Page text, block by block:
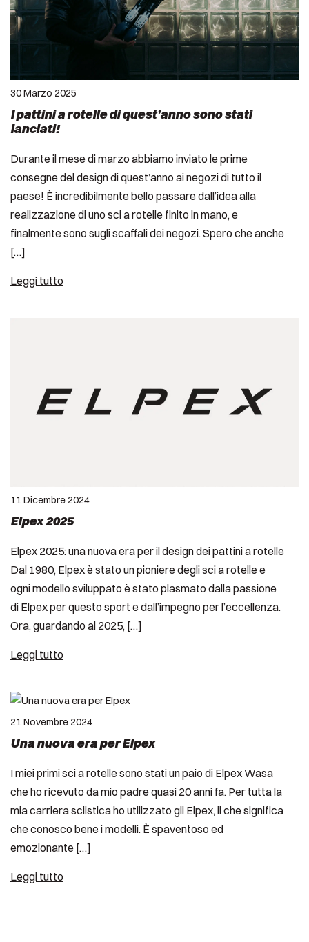
30 Marzo 2025
I pattini a rotelle di quest’anno sono stati
lanciati!
Durante il mese di marzo abbiamo inviato le prime
consegne del design di quest’anno ai negozi di tutto il
paese! È incredibilmente bello passare dall’idea alla
realizzazione di uno sci a rotelle finito in mano, e
finalmente sono sugli scaffali dei negozi. Spero che anche
[…]
Leggi tutto
11 Dicembre 2024
Elpex 2025
Elpex 2025: una nuova era per il design dei pattini a rotelle
Dal 1980, Elpex è stato un pioniere degli sci a rotelle e
ogni modello sviluppato è stato plasmato dalla passione
di Elpex per questo sport e dall’impegno per l’eccellenza.
Ora, guardando al 2025, […]
Leggi tutto
21 Novembre 2024
Una nuova era per Elpex
I miei primi sci a rotelle sono stati un paio di Elpex Wasa
che ho ricevuto da mio padre quasi 20 anni fa. Per tutta la
mia carriera sciistica ho utilizzato gli Elpex, il che significa
che conosco bene i modelli. È spaventoso ed
emozionante […]
Leggi tutto